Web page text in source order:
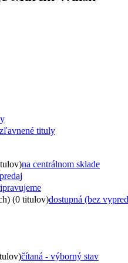
zľavnené tituly
na centrálnom sklade
(0 titulov)dostupná (bez
čítaná - výborný stav